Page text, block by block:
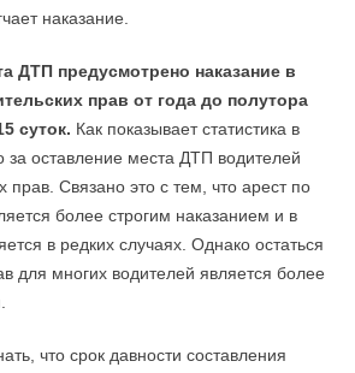
наказание.
ДТП предусмотрено наказание в
прав от года до полутора
суток. Как показывает статистика в
за оставление места ДТП водителей
прав. Связано это с тем, что арест по
более строгим наказанием и в
в редких случаях. Однако остаться
для многих водителей является более
что срок давности составления